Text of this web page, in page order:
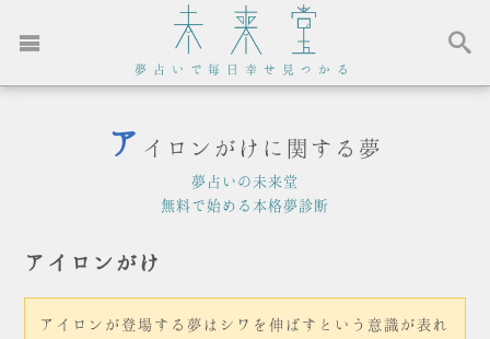
夢占いで毎日幸せ見つかる
ア イロンがけに関する夢
夢占いの未来堂
無料で始める本格夢診断
アイロンがけ
アイロンが登場する夢はシワを伸ばすという意識が表れ